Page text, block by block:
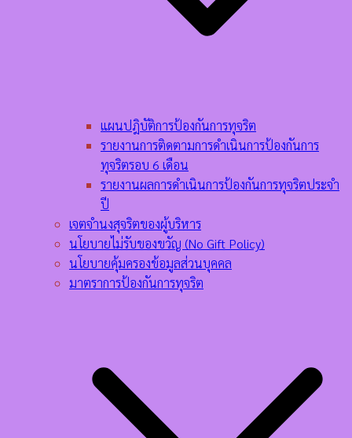
แผนปฎิบัติการป้องกันการทุจริต
รายงานการติดตามการดำเนินการป้องกันการ
ทุจริตรอบ 6 เดือน
รายงานผลการดำเนินการป้องกันการทุจริตประจำ
ปี
เจตจำนงสุจริตของผู้บริหาร
นโยบายไม่รับของขวัญ (No Gift Policy)
นโยบายคุ้มครองข้อมูลส่วนบุคคล
มาตราการป้องกันการทุจริต